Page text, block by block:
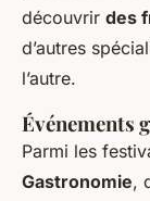
découvrir des
d’autres
l’autre.
Événements
Parmi les
Gastronomie,